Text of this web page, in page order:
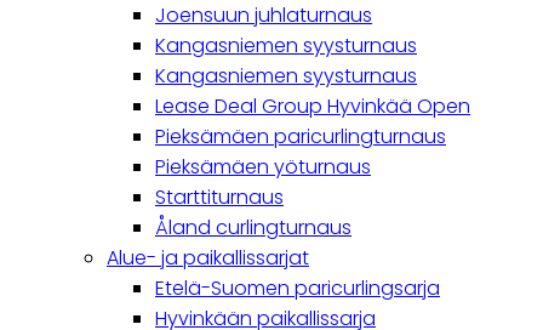
Joensuun juhlaturnaus
Kangasniemen syysturnaus
Kangasniemen syysturnaus
Lease Deal Group Hyvinkää Open
Pieksämäen paricurlingturnaus
Pieksämäen yöturnaus
Starttiturnaus
Åland curlingturnaus
Alue- ja paikallissarjat
Etelä-Suomen paricurlingsarja
Hyvinkään paikallissarja